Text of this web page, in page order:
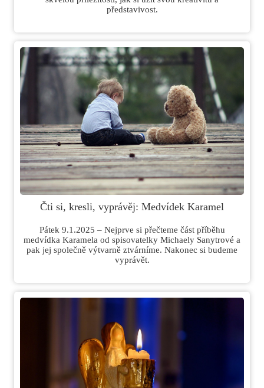
představivost.
Čti si, kresli, vyprávěj: Medvídek Karamel
Pátek 9.1.2025 – Nejprve si přečteme část příběhu
medvídka Karamela od spisovatelky Michaely Sanytrové a
pak jej společně výtvarně ztvárníme. Nakonec si budeme
vyprávět.